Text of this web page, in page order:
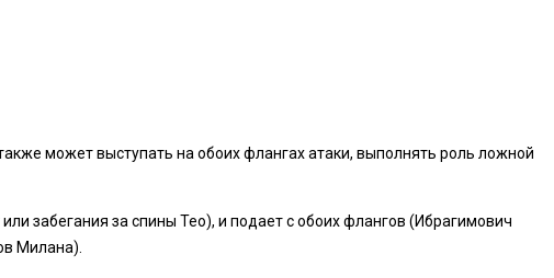
может выступать на обоих флангах атаки, выполнять роль ложной
забегания за спины Тео), и подает с обоих флангов (Ибрагимович
Милана).